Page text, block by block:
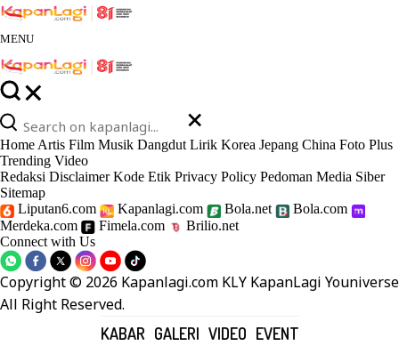
MENU
Home Artis Film Musik Dangdut Lirik Korea Jepang China Foto Plus
Trending Video
Redaksi Disclaimer Kode Etik Privacy Policy Pedoman Media Siber
Sitemap
Liputan6.com
Kapanlagi.com Bola.net
Bola.com
Merdeka.com
Fimela.com
Brilio.net
Connect with Us
Copyright © 2026 Kapanlagi.com KLY KapanLagi Youniverse
All Right Reserved.
KABAR GALERI VIDEO EVENT